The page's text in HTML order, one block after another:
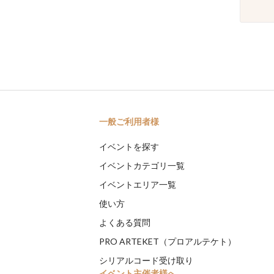
一般ご利用者様
イベントを探す
イベントカテゴリ一覧
イベントエリア一覧
使い方
よくある質問
PRO ARTEKET（プロアルテケト）
シリアルコード受け取り